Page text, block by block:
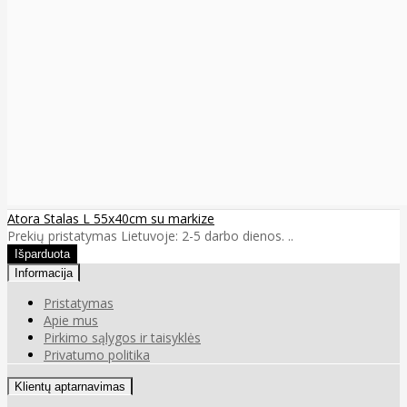
Atora Stalas L 55x40cm su markize
Prekių pristatymas Lietuvoje: 2-5 darbo dienos. ..
Informacija
Pristatymas
Apie mus
Pirkimo sąlygos ir taisyklės
Privatumo politika
Klientų aptarnavimas